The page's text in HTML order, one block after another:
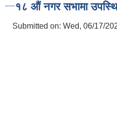
१८ औं नगर सभामा
Submitted on: Wed, 06/17/